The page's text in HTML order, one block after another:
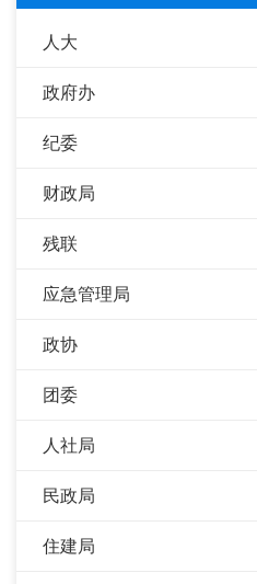
人大
政府办
纪委
财政局
残联
应急管理局
政协
团委
人社局
民政局
住建局